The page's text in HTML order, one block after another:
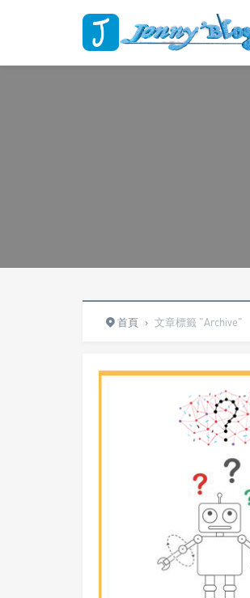
首頁 › 文章標籤 "Archive"